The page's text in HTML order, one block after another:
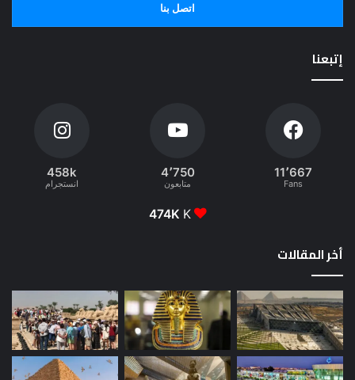
اتصل بنا
إتبعنا
11٬667
Fans
4٬750
متابعون
458k
انستجرام
474K K
أخر المقالات